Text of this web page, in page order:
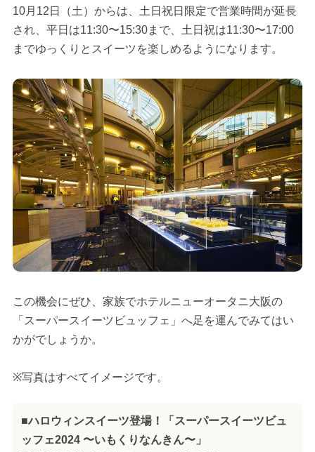
10月12日（土）からは、土日祝日限定で営業時間が延長
され、平日は11:30〜15:30まで、土日祝は11:30〜17:00
までゆっくりとスイーツを楽しめるようになります。
この機会にぜひ、家族でホテルニューオータニ大阪の
「スーパースイーツビュッフェ」へ足を運んでみてはい
かがでしょうか。
※写真はすべてイメージです。
■ハロウィンスイーツ登場！「スーパースイーツビュ
ッフェ2024 〜いもくりなんきん〜」